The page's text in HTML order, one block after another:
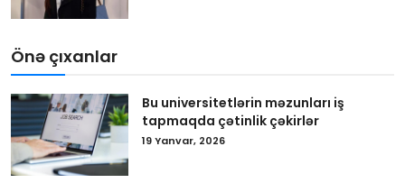
Önə çıxanlar
Bu universitetlərin məzunları iş
tapmaqda çətinlik çəkirlər
19 Yanvar, 2026